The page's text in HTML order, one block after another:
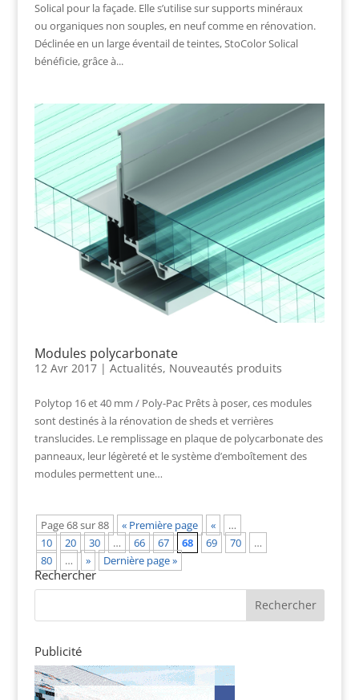
Solical pour la façade. Elle s’utilise sur supports minéraux
ou organiques non souples, en neuf comme en rénovation.
Déclinée en un large éventail de teintes, StoColor Solical
bénéficie, grâce à...
Modules polycarbonate
12 Avr 2017| Actualités, Nouveautés produits
Polytop 16 et 40 mm / Poly-Pac Prêts à poser, ces modules
sont destinés à la rénovation de sheds et verrières
translucides. Le remplissage en plaque de polycarbonate des
panneaux, leur légèreté et le système d’emboîtement des
modules permettent une…
Page 68 sur 88 « Première page «
…
10
20 30 … 66 67 68 69 70
…
80
… » Dernière page »
Rechercher
Publicité